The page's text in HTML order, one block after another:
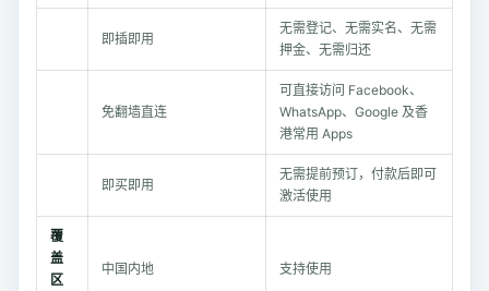
即插即用
无需登记、无需实名、无需
押金、无需归还
免翻墙直连
可直接访问 Facebook、
WhatsApp、Google 及香
港常用 Apps
即买即用
无需提前预订，付款后即可
激活使用
覆
盖
区
中国内地 支持使用